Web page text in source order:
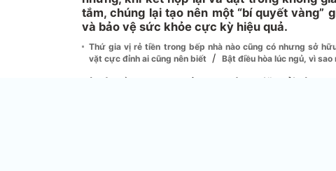
tắm, chúng lại tạo nên một “bí quyết vàng”
và bảo vệ sức khỏe cực kỳ hiệu quả.
Thứ gia vị rẻ tiền trong bếp nhà nào cũng có nhưng sở
vặt cực đỉnh ai cũng nên biết / Bật điều hòa lúc ngủ, vì sao
Bí mật đằng sau sự kết hợp lạ lùng giữa tỏi và kem